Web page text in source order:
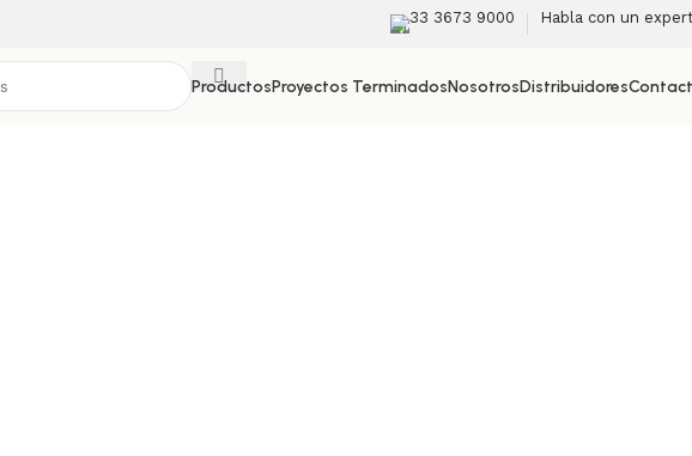
33 3673 9000 Habla con un
ProductosProyectos TerminadosNosotrosDistribuidores